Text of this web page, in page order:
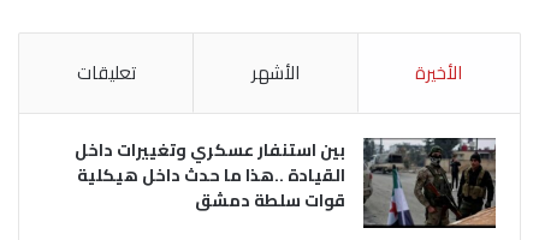
الأخيرة الأشهر تعليقات
بين استنفار عسكري وتغييرات داخل
القيادة ..هذا ما حدث داخل هيكلية
قوات سلطة دمشق